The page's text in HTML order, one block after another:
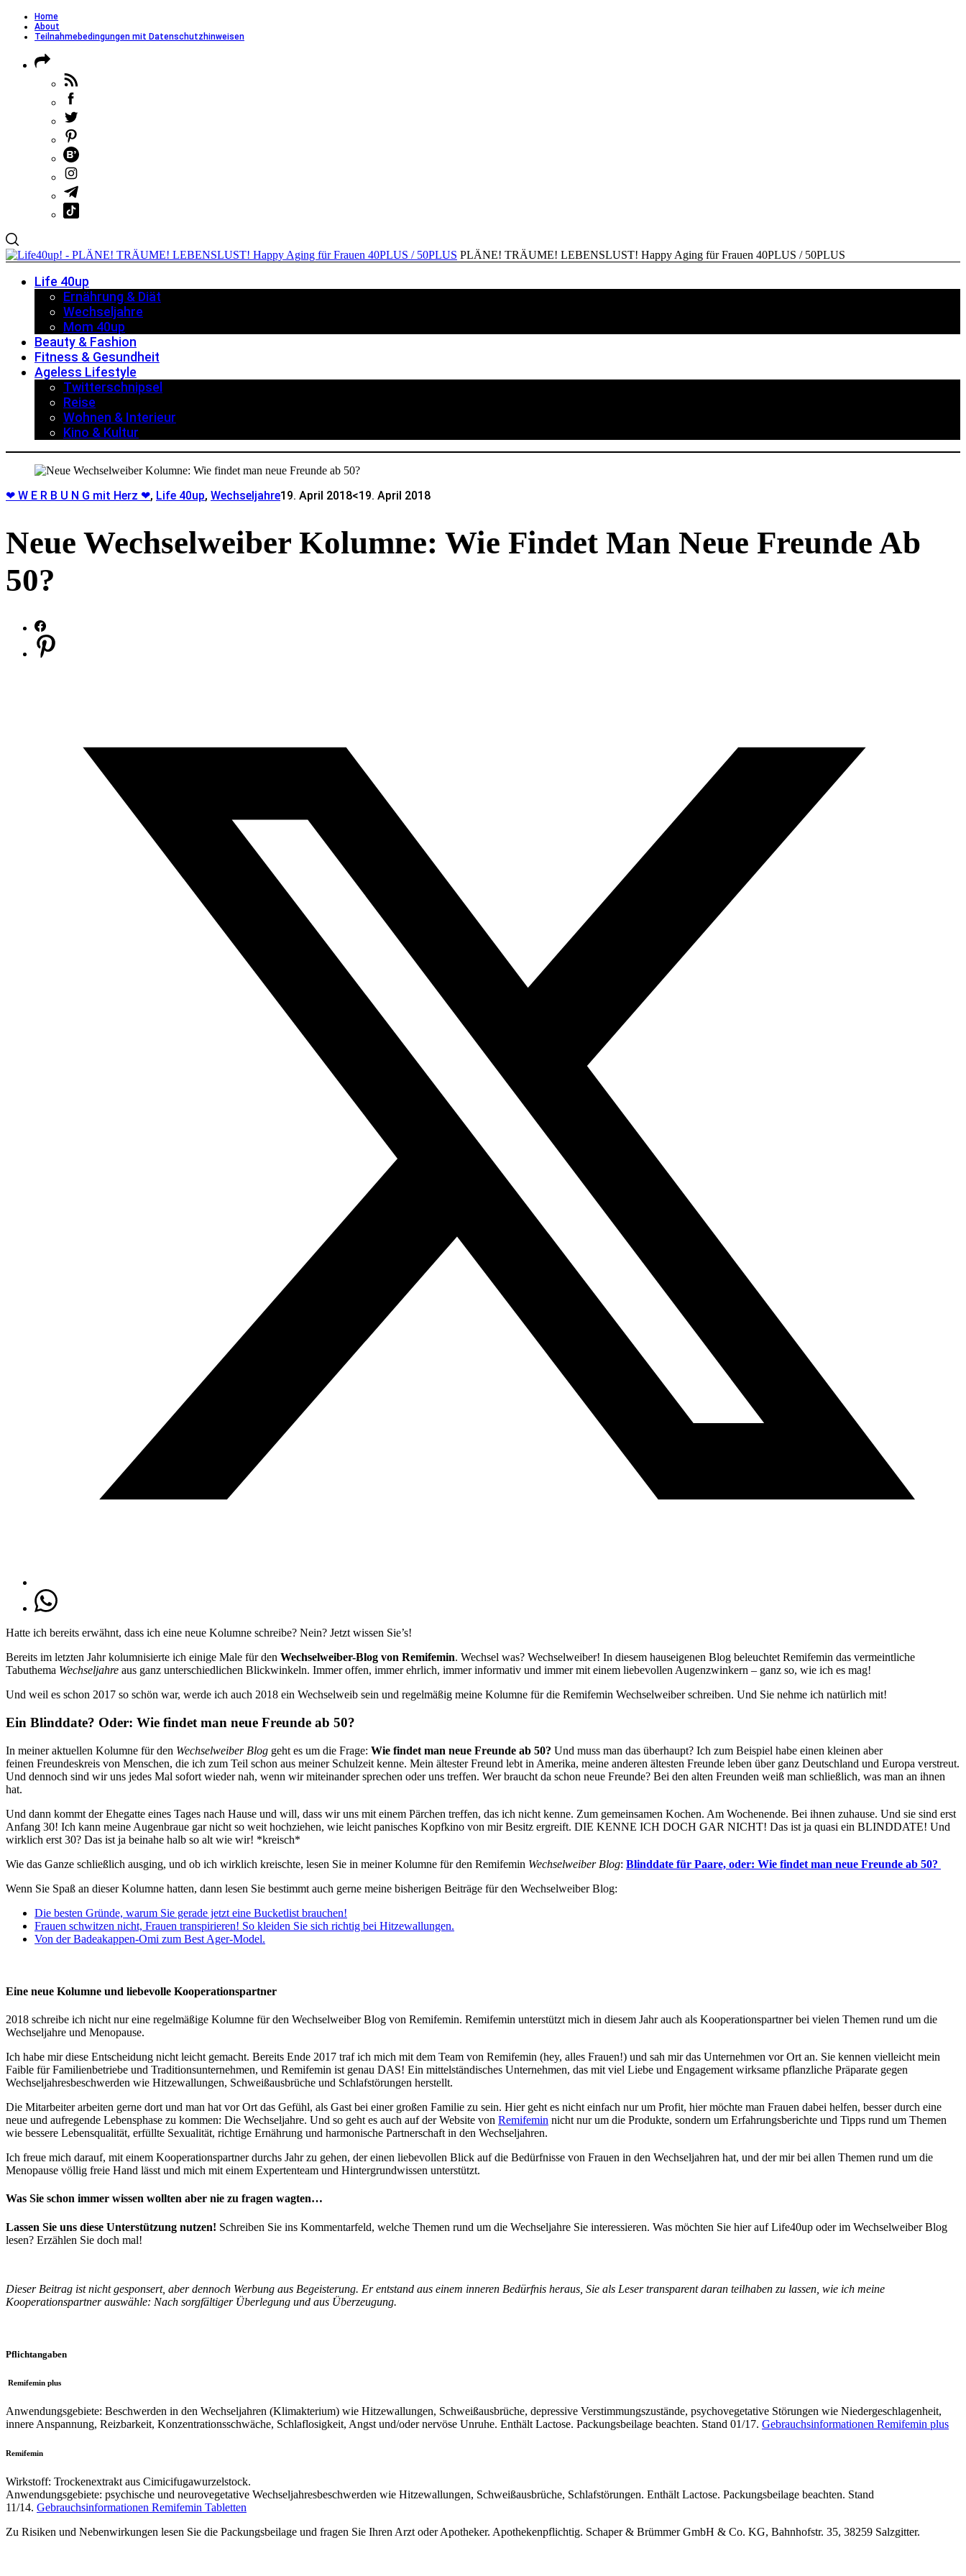
Home
About
Teilnahmebedingungen mit Datenschutzhinweisen
PLÄNE! TRÄUME! LEBENSLUST! Happy Aging für Frauen 40PLUS / 50PLUS
Life 40up
Ernährung & Diät
Wechseljahre
Mom 40up
Beauty & Fashion
Fitness & Gesundheit
Ageless Lifestyle
Twitterschnipsel
Reise
Wohnen & Interieur
Kino & Kultur
❤ W E R B U N G mit Herz ❤, Life 40up, Wechseljahre19. April 2018<19. April 2018
Neue Wechselweiber Kolumne: Wie Findet Man Neue Freunde Ab
50?
Hatte ich bereits erwähnt, dass ich eine neue Kolumne schreibe? Nein? Jetzt wissen Sie’s!
Bereits im letzten Jahr kolumnisierte ich einige Male für den Wechselweiber-Blog von Remifemin. Wechsel was? Wechselweiber! In diesem hauseigenen Blog beleuchtet Remifemin das vermeintliche
Tabuthema Wechseljahre aus ganz unterschiedlichen Blickwinkeln. Immer offen, immer ehrlich, immer informativ und immer mit einem liebevollen Augenzwinkern – ganz so, wie ich es mag!
Und weil es schon 2017 so schön war, werde ich auch 2018 ein Wechselweib sein und regelmäßig meine Kolumne für die Remifemin Wechselweiber schreiben. Und Sie nehme ich natürlich mit!
Ein Blinddate? Oder: Wie findet man neue Freunde ab 50?
In meiner aktuellen Kolumne für den Wechselweiber Blog geht es um die Frage: Wie findet man neue Freunde ab 50? Und muss man das überhaupt? Ich zum Beispiel habe einen kleinen aber
feinen Freundeskreis von Menschen, die ich zum Teil schon aus meiner Schulzeit kenne. Mein ältester Freund lebt in Amerika, meine anderen ältesten Freunde leben über ganz Deutschland und Europa verstreut.
Und dennoch sind wir uns jedes Mal sofort wieder nah, wenn wir miteinander sprechen oder uns treffen. Wer braucht da schon neue Freunde? Bei den alten Freunden weiß man schließlich, was man an ihnen
hat.
Und dann kommt der Ehegatte eines Tages nach Hause und will, dass wir uns mit einem Pärchen treffen, das ich nicht kenne. Zum gemeinsamen Kochen. Am Wochenende. Bei ihnen zuhause. Und sie sind erst
Anfang 30! Ich kann meine Augenbraue gar nicht so weit hochziehen, wie leicht panisches Kopfkino von mir Besitz ergreift. DIE KENNE ICH DOCH GAR NICHT! Das ist ja quasi ein BLINDDATE! Und
wirklich erst 30? Das ist ja beinahe halb so alt wie wir! *kreisch*
Wie das Ganze schließlich ausging, und ob ich wirklich kreischte, lesen Sie in meiner Kolumne für den Remifemin Wechselweiber Blog: Blinddate für Paare, oder: Wie findet man neue Freunde ab 50?
Wenn Sie Spaß an dieser Kolumne hatten, dann lesen Sie bestimmt auch gerne meine bisherigen Beiträge für den Wechselweiber Blog:
Die besten Gründe, warum Sie gerade jetzt eine Bucketlist brauchen!
Frauen schwitzen nicht, Frauen transpirieren! So kleiden Sie sich richtig bei Hitzewallungen.
Von der Badeakappen-Omi zum Best Ager-Model.
Eine neue Kolumne und liebevolle Kooperationspartner
2018 schreibe ich nicht nur eine regelmäßige Kolumne für den Wechselweiber Blog von Remifemin. Remifemin unterstützt mich in diesem Jahr auch als Kooperationspartner bei vielen Themen rund um die
Wechseljahre und Menopause.
Ich habe mir diese Entscheidung nicht leicht gemacht. Bereits Ende 2017 traf ich mich mit dem Team von Remifemin (hey, alles Frauen!) und sah mir das Unternehmen vor Ort an. Sie kennen vielleicht mein
Faible für Familienbetriebe und Traditionsunternehmen, und Remifemin ist genau DAS! Ein mittelständisches Unternehmen, das mit viel Liebe und Engagement wirksame pflanzliche Präpa­rate gegen
Wechseljahresbesch­­werden wie Hitze­­wall­­ungen, Schweiß­­aus­­brüche und Schlaf­­stör­ungen herstellt.
Die Mitarbeiter arbeiten gerne dort und man hat vor Ort das Gefühl, als Gast bei einer großen Familie zu sein. Hier geht es nicht einfach nur um Profit, hier möchte man Frauen dabei helfen, besser durch eine
neue und aufregende Lebensphase zu kommen: Die Wechseljahre. Und so geht es auch auf der Website von Remifemin nicht nur um die Produkte, sondern um Erfahrungs­berichte und Tipps rund um Them­en
wie bessere Lebens­qualität, er­füllte Sex­ualität, richti­ge Ernähr­ung und harmon­ische Partner­schaft in den Wechseljahren.
Ich freue mich darauf, mit einem Kooperationspartner durchs Jahr zu gehen, der einen liebevollen Blick auf die Bedürfnisse von Frauen in den Wechseljahren hat, und der mir bei allen Themen rund um die
Menopause völlig freie Hand lässt und mich mit einem Expertenteam und Hintergrundwissen unterstützt.
Was Sie schon immer wissen wollten aber nie zu fragen wagten…
Lassen Sie uns diese Unterstützung nutzen! Schreiben Sie ins Kommentarfeld, welche Themen rund um die Wechseljahre Sie interessieren. Was möchten Sie hier auf Life40up oder im Wechselweiber Blog
lesen? Erzählen Sie doch mal!
Dieser Beitrag ist nicht gesponsert, aber dennoch Werbung aus Begeisterung. Er entstand aus einem inneren Bedürfnis heraus, Sie als Leser transparent daran teilhaben zu lassen, wie ich meine
Kooperationspartner auswähle: Nach sorgfältiger Überlegung und aus Überzeugung.
Pflichtangaben
Remifemin plus
Anwendungsgebiete: Beschwerden in den Wechseljahren (Klimakterium) wie Hitzewallungen, Schweißausbrüche, depressive Verstimmungszustände, psychovegetative Störungen wie Niedergeschlagenheit,
innere Anspannung, Reizbarkeit, Konzentrationsschwäche, Schlaflosigkeit, Angst und/oder nervöse Unruhe. Enthält Lactose. Packungsbeilage beachten. Stand 01/17. Gebrauchsinformationen Remifemin plus
Remifemin
Wirkstoff: Trockenextrakt aus Cimicifugawurzelstock.
Anwendungsgebiete: psychische und neurovegetative Wechseljahresbeschwerden wie Hitzewallungen, Schweißausbrüche, Schlafstörungen. Enthält Lactose. Packungsbeilage beachten. Stand
11/14. Gebrauchsinformationen Remifemin Tabletten
Zu Risiken und Nebenwirkungen lesen Sie die Packungsbeilage und fragen Sie Ihren Arzt oder Apotheker. Apothekenpflichtig. Schaper & Brümmer GmbH & Co. KG, Bahnhofstr. 35, 38259 Salzgitter.